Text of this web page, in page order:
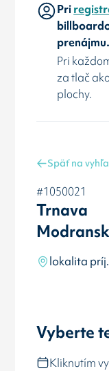
Pri
prenájmu.
Pri
za tlač
plochy.
Späť na
#1050021
Trnava
lokalita
Vyberte
Kliknutím